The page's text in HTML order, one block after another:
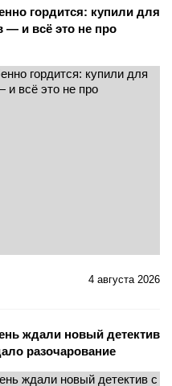
гордится: купили для
— и всё это не про
4 августа 2026
ждали новый детектив
разочарование